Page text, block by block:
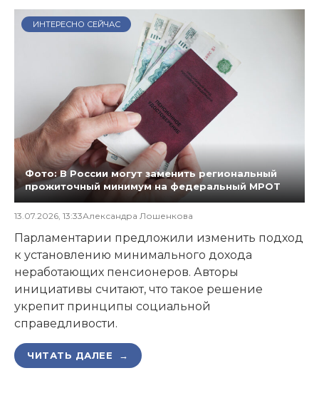
ИНТЕРЕСНО СЕЙЧАС
Фото: В России могут заменить региональный
прожиточный минимум на федеральный МРОТ
13.07.2026, 13:33Александра Лошенкова
Парламентарии предложили изменить подход
к установлению минимального дохода
неработающих пенсионеров. Авторы
инициативы считают, что такое решение
укрепит принципы социальной
справедливости.
ЧИТАТЬ ДАЛЕЕ →